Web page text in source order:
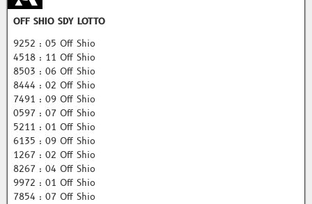
OFF SHIO SDY LOTTO
9252 : 05 Off Shio
4518 : 11 Off Shio
8503 : 06 Off Shio
8444 : 02 Off Shio
7491 : 09 Off Shio
0597 : 07 Off Shio
5211 : 01 Off Shio
6135 : 09 Off Shio
1267 : 02 Off Shio
8267 : 04 Off Shio
9972 : 01 Off Shio
7854 : 07 Off Shio